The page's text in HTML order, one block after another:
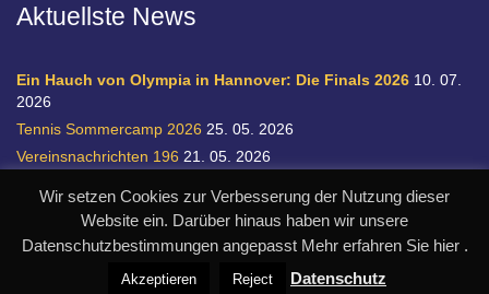
c
n
a
c
:
Aktuellste News
Ein Hauch von Olympia in Hannover: Die Finals 2026 10. 07.
2026
Tennis Sommercamp 2026 25. 05. 2026
Vereinsnachrichten 196 21. 05. 2026
Relegation 1. Bundesliga Damen
28. 04. 2026
Wir setzen Cookies zur Verbesserung der Nutzung dieser
Website ein. Darüber hinaus haben wir unsere
Datenschutzbestimmungen angepasst Mehr erfahren Sie hier .
Akzeptieren Reject Datenschutz